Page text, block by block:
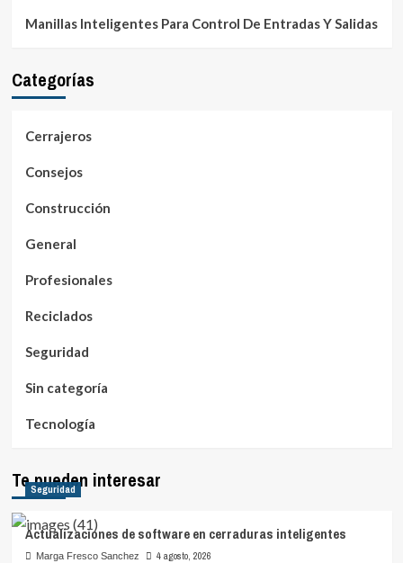
Manillas Inteligentes Para Control De Entradas Y Salidas
Categorías
Cerrajeros
Consejos
Construcción
General
Profesionales
Reciclados
Seguridad
Sin categoría
Tecnología
Te pueden interesar
Seguridad
Actualizaciones de software en cerraduras inteligentes
Marga Fresco Sanchez 4 agosto, 2026